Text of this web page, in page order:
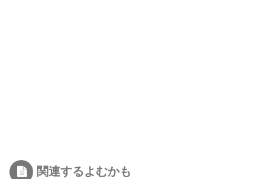
関連するよむかも